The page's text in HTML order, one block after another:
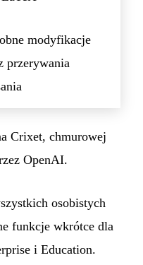
modyfikacje
przerywania
Crixet, chmurowej
OpenAI.
osobistych
funkcje wkrótce dla
i Education.